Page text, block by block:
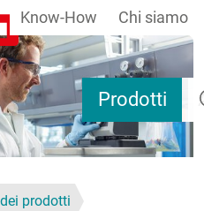
Prodotti
Know-How Chi siamo
prodotti